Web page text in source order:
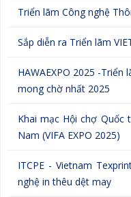
Triển lãm Công nghệ
Sắp diễn ra Triển lãm
HAWAEXPO 2025 -
mong chờ nhất 2025
Khai mạc Hội chợ Quốc
Nam (VIFA EXPO 2025)
ITCPE - Vietnam
nghệ in thêu dệt may